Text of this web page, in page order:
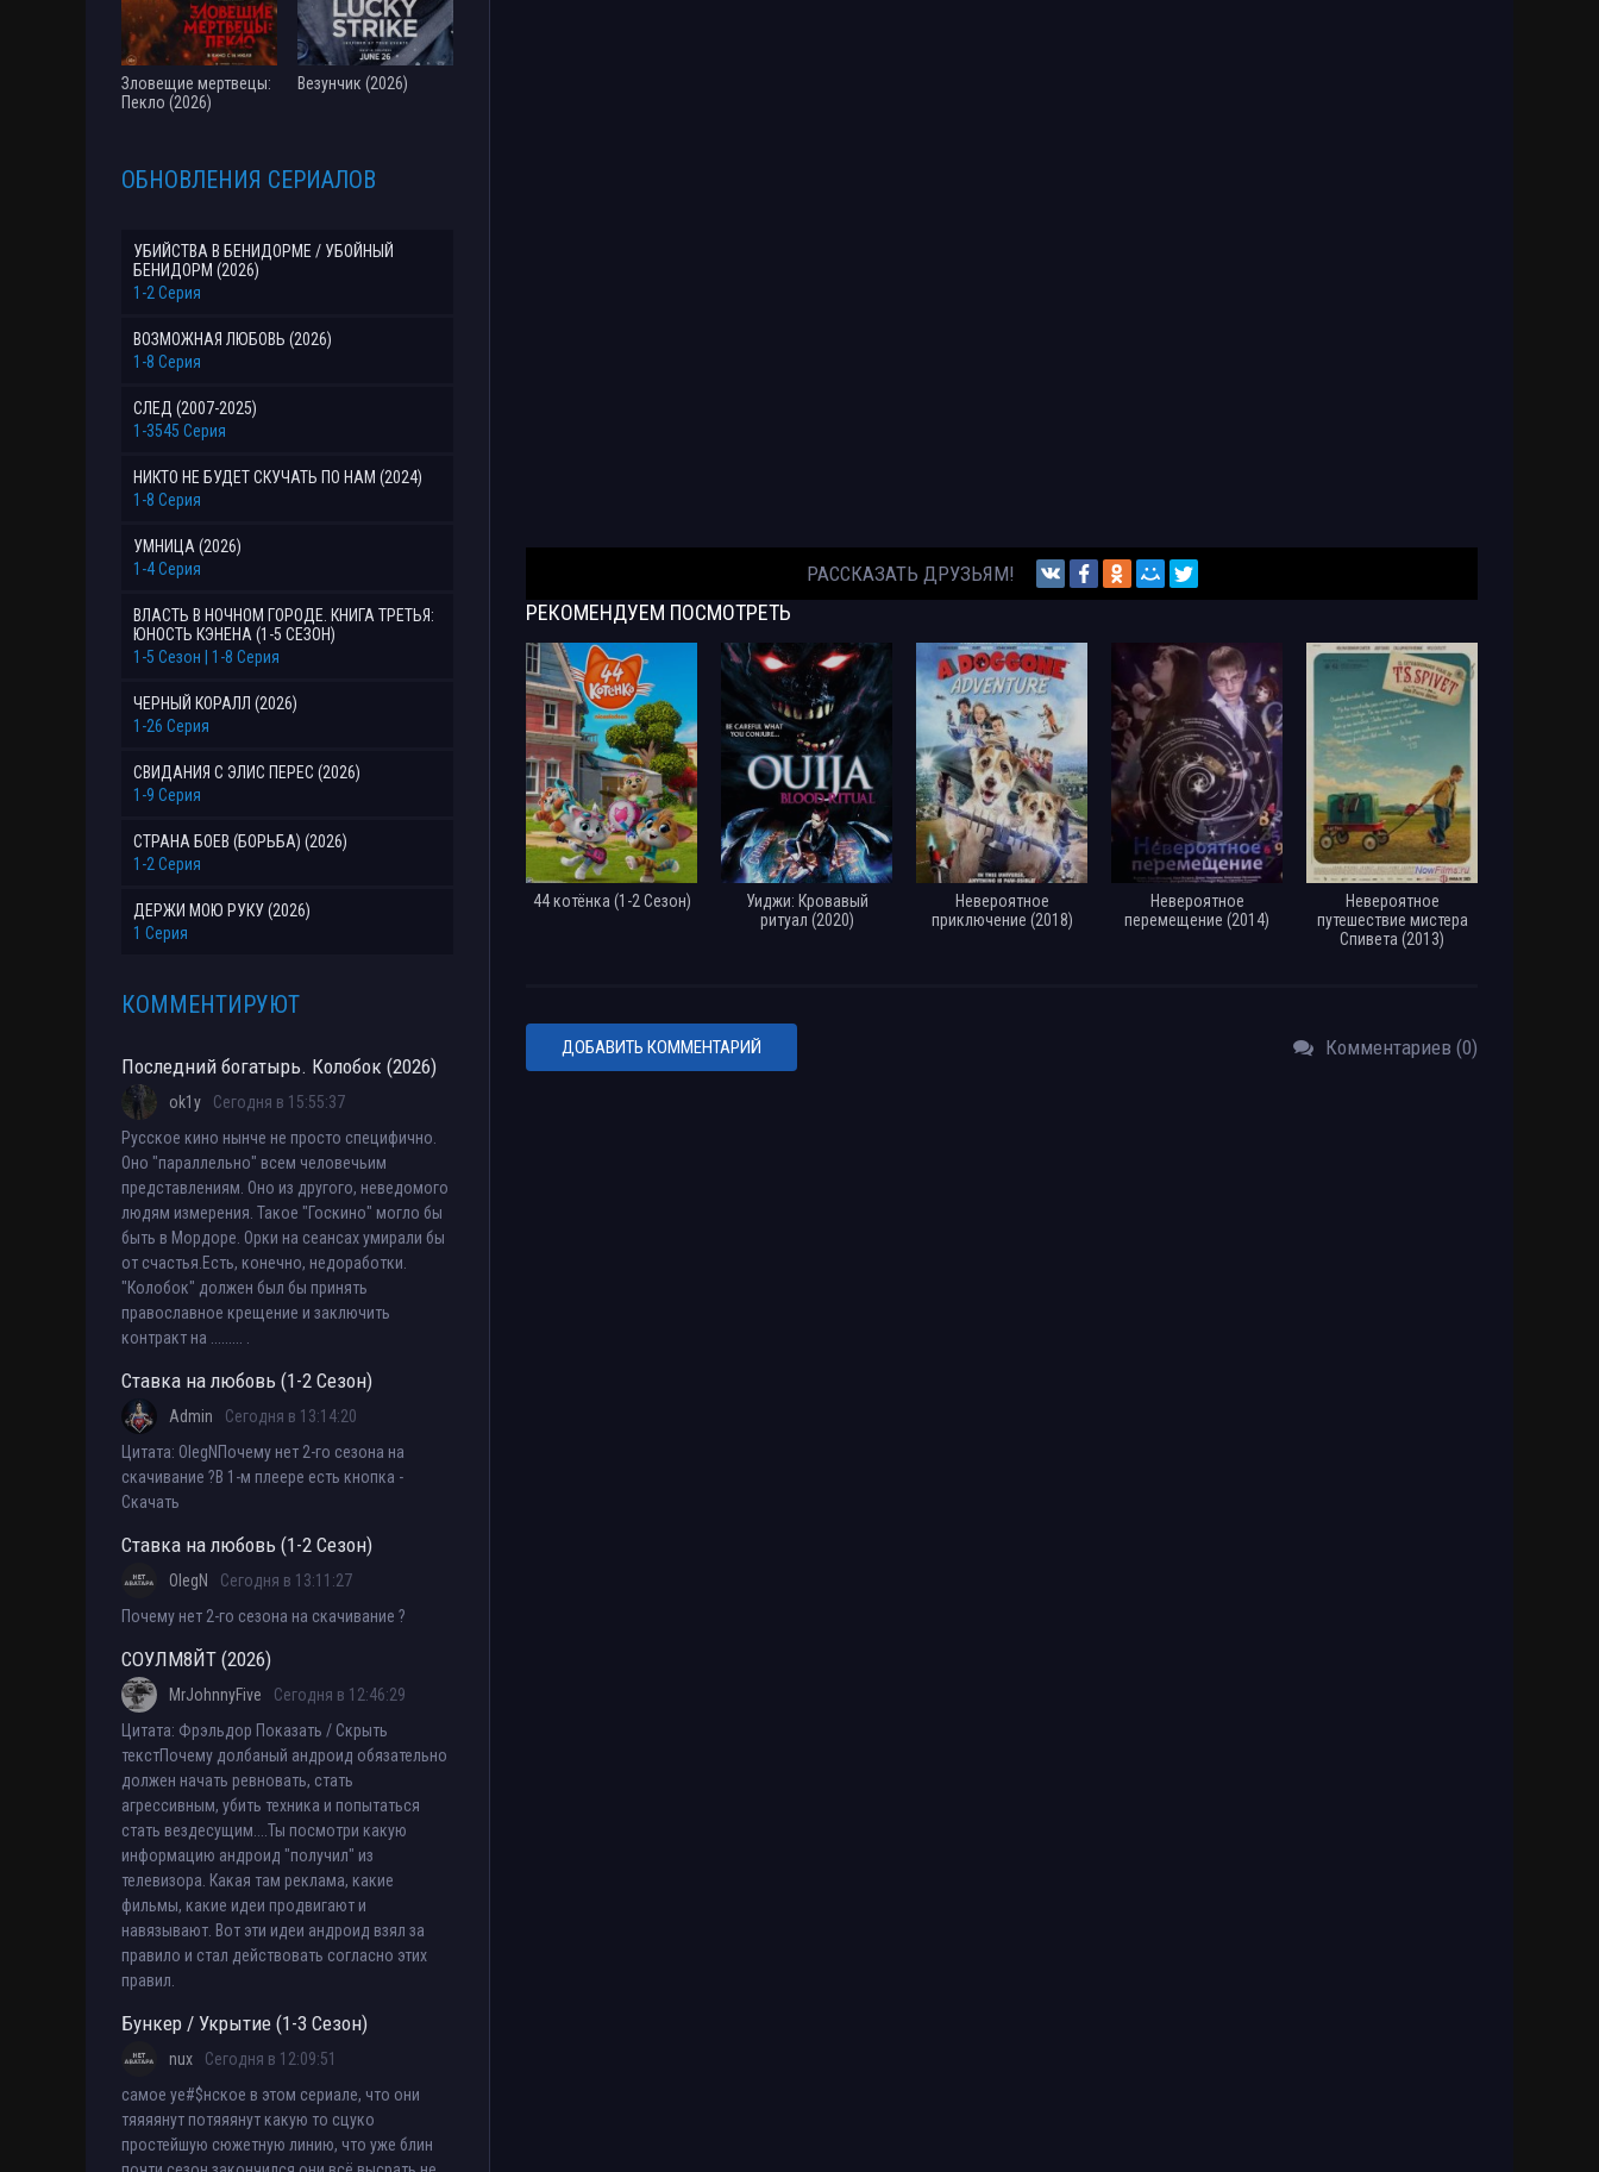
РАССКАЗАТЬ ДРУЗЬЯМ!
РЕКОМЕНДУЕМ ПОСМОТРЕТЬ
44 котёнка (1-2 Сезон)
Уиджи: Кровавый
ритуал (2020)
Невероятное
приключение (2018)
Невероятное
перемещение (2014)
Невероятное
путешествие мистера
Спивета (2013)
ДОБАВИТЬ КОММЕНТАРИЙ Комментариев (0)
Зловещие мертвецы:
Пекло (2026)
Везунчик (2026)
ОБНОВЛЕНИЯ СЕРИАЛОВ
УБИЙСТВА В БЕНИДОРМЕ / УБОЙНЫЙ
БЕНИДОРМ (2026)
1-2 Серия
ВОЗМОЖНАЯ ЛЮБОВЬ (2026)
1-8 Серия
СЛЕД (2007-2025)
1-3545 Серия
НИКТО НЕ БУДЕТ СКУЧАТЬ ПО НАМ (2024)
1-8 Серия
УМНИЦА (2026)
1-4 Серия
ВЛАСТЬ В НОЧНОМ ГОРОДЕ. КНИГА ТРЕТЬЯ:
ЮНОСТЬ КЭНЕНА (1-5 СЕЗОН)
1-5 Сезон | 1-8 Серия
ЧЕРНЫЙ КОРАЛЛ (2026)
1-26 Серия
СВИДАНИЯ С ЭЛИС ПЕРЕС (2026)
1-9 Серия
СТРАНА БОЕВ (БОРЬБА) (2026)
1-2 Серия
ДЕРЖИ МОЮ РУКУ (2026)
1 Серия
КОММЕНТИРУЮТ
Последний богатырь. Колобок (2026)
ok1y
Сегодня в 15:55:37
Русское кино нынче не просто специфично.
Оно "параллельно" всем человечьим
представлениям. Оно из другого, неведомого
людям измерения. Такое "Госкино" могло бы
быть в Мордоре. Орки на сеансах умирали бы
от счастья.Есть, конечно, недоработки.
"Колобок" должен был бы принять
православное крещение и заключить
контракт на ......... .
Ставка на любовь (1-2 Сезон)
Admin
Сегодня в 13:14:20
Цитата: OlegNПочему нет 2-го сезона на
скачивание ?В 1-м плеере есть кнопка -
Скачать
Ставка на любовь (1-2 Сезон)
OlegN
Сегодня в 13:11:27
Почему нет 2-го сезона на скачивание ?
СОУЛМ8ЙТ (2026)
MrJohnnyFive
Сегодня в 12:46:29
Цитата: Фрэльдор Показать / Скрыть
текстПочему долбаный андроид обязательно
должен начать ревновать, стать
агрессивным, убить техника и попытаться
стать вездесущим....Ты посмотри какую
информацию андроид "получил" из
телевизора. Какая там реклама, какие
фильмы, какие идеи продвигают и
навязывают. Вот эти идеи андроид взял за
правило и стал действовать согласно этих
правил.
Бункер / Укрытие (1-3 Сезон)
nux
Сегодня в 12:09:51
самое уе#$нское в этом сериале, что они
тяяяянут потяяянут какую то сцуко
простейшую сюжетную линию, что уже блин